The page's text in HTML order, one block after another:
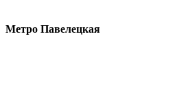
Метро Павелецкая